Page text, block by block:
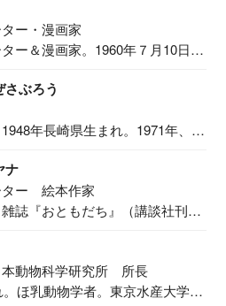
ー・漫画家
ー＆漫画家。1960年７月10日生
ぶろう
年長崎県生まれ。1971年、
ナ
ター 絵本作家
誌『おともだち』（講談社刊）
動物科学研究所 所長
ほ乳動物学者。東京水産大学卒